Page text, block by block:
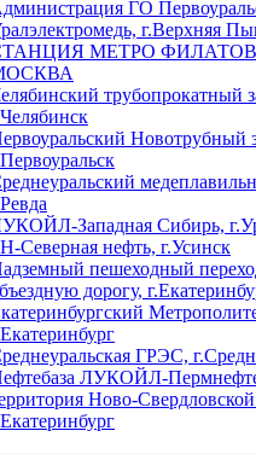
ГО
г.Верхняя
МЕТРО ФИЛАТОВ
трубопрокатный
Новотрубный
Западная Сибирь,
Северная нефть, г.Усинск
пешеходный
дорогу,
ГРЭС,
ЛУКОЙЛ-
Ново-